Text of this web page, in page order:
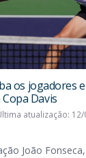
os jogadores
Davis
atualização: 12/
João